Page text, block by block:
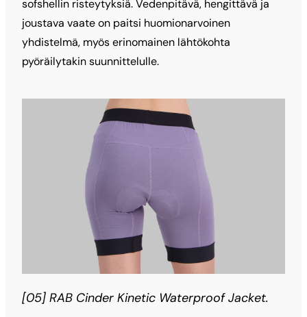
sofshellin risteytyksiä. Vedenpitävä, hengittävä ja
joustava vaate on paitsi huomionarvoinen
yhdistelmä, myös erinomainen lähtökohta
pyöräilytakin suunnittelulle.
[05] RAB Cinder Kinetic Waterproof Jacket.